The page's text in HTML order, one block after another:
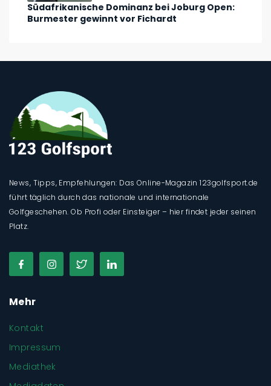
Südafrikanische Dominanz bei Joburg Open:
Burmester gewinnt vor Fichardt
News, Tipps, Empfehlungen: Das Online-Magazin 123golfsport.de
führt täglich durch das nationale und internationale
Golfgeschehen. Ob Profi oder Einsteiger – hier findet jeder seinen
Platz.
Mehr
Kontakt
Impressum
Mediathek